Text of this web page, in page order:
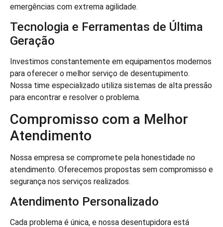
emergências com extrema agilidade.
Tecnologia e Ferramentas de Última
Geração
Investimos constantemente em equipamentos modernos
para oferecer o melhor serviço de desentupimento.
Nossa time especializado utiliza sistemas de alta pressão
para encontrar e resolver o problema.
Compromisso com a Melhor
Atendimento
Nossa empresa se compromete pela honestidade no
atendimento. Oferecemos propostas sem compromisso e
segurança nos serviços realizados.
Atendimento Personalizado
Cada problema é única, e nossa desentupidora está